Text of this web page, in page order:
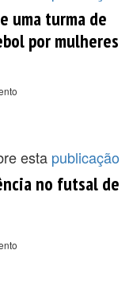
uma turma de
por mulheres
esta publicação
no futsal de